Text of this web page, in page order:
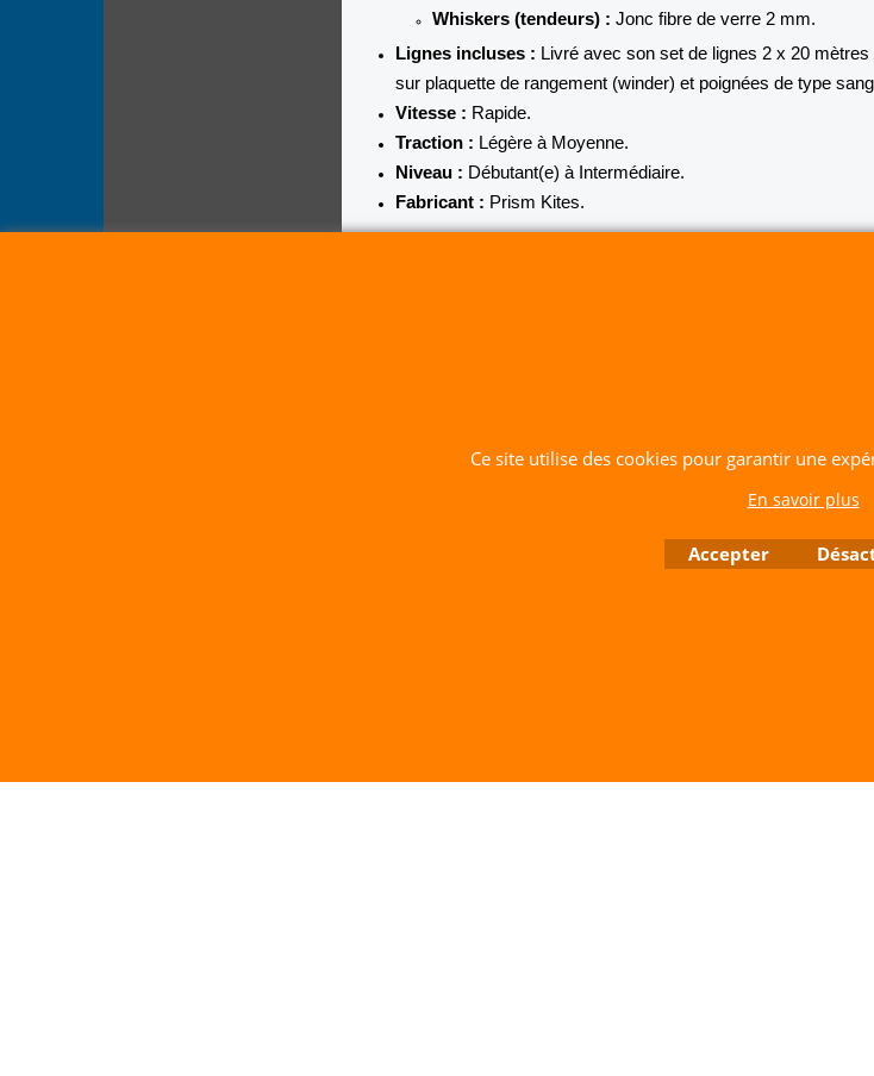
Whiskers (tendeurs) : Jonc fibre de verre 2 mm.
Lignes incluses : Livré avec son set de lignes 2 x 20 mètres
sur plaquette de rangement (winder) et poignées de type
Vitesse : Rapide.
Traction : Légère à Moyenne.
Niveau : Débutant(e) à Intermédiaire.
Fabricant : Prism Kites.
Boutique en ligne créés avec le logiciel
Ce site utilise des cookies pour garantir une
En savoir plus
Accepter